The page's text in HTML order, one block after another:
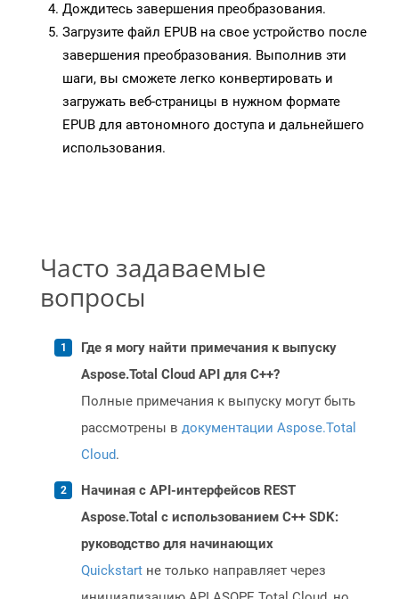
Дождитесь завершения преобразования.
Загрузите файл EPUB на свое устройство после
завершения преобразования. Выполнив эти
шаги, вы сможете легко конвертировать и
загружать веб-страницы в нужном формате
EPUB для автономного доступа и дальнейшего
использования.
Часто задаваемые
вопросы
Где я могу найти примечания к выпуску
Aspose.Total Cloud API для C++?
Полные примечания к выпуску могут быть
рассмотрены в документации Aspose.Total
Cloud.
Начиная с API-интерфейсов REST
Aspose.Total с использованием C++ SDK:
руководство для начинающих
Quickstart не только направляет через